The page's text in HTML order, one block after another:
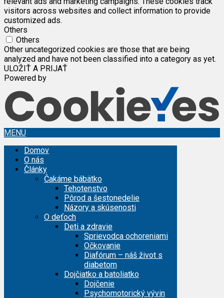
visitors across websites and collect information to provide
customized ads.
Others
Others
Other uncategorized cookies are those that are being
analyzed and have not been classified into a category as yet.
ULOŽIŤ A PRIJAŤ
Powered by
MENU
Domov
O nás
Články
Čakáme bábätko
Tehotenstvo
Pôrod a šestonedelie
Názory a skúsenosti
O deťoch
Deti a zdravie
Sprievodca ochoreniami
Očkovanie
Diafórum – náš život s
diabetom
Dojčiatko a batoliatko
Dojčenie
Psychomotorický vývin